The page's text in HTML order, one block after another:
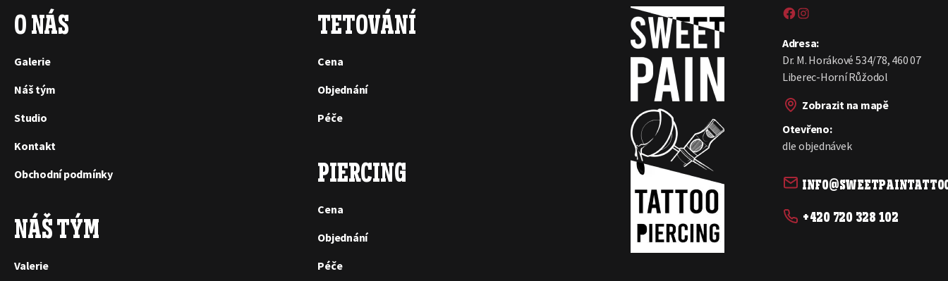
O NÁS
Galerie
Náš tým
Studio
Kontakt
Obchodní podmínky
NÁŠ TÝM
Valerie
TETOVÁNÍ
Cena
Objednání
Péče
PIERCING
Cena
Objednání
Péče
Sweet pain tattoo na Facebooku
Sweetpain tattoo na Instagramu
Adresa:
Dr. M. Horákové 534/78, 460 07
Liberec-Horní Růžodol
Zobrazit na mapě
Otevřeno:
dle objednávek
+420 720 328 102